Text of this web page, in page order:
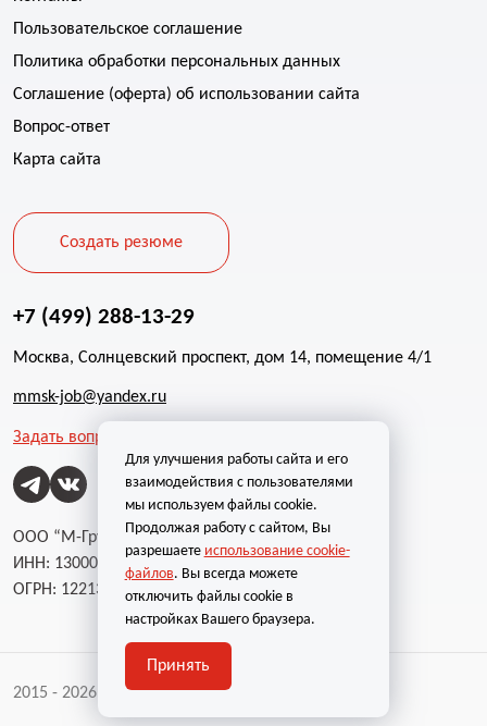
Пользовательское соглашение
Политика обработки персональных данных
Соглашение (оферта) об использовании сайта
Вопрос-ответ
Карта сайта
Создать резюме
+7 (499) 288-13-29
Москва, Солнцевский проспект, дом 14, помещение 4/1
mmsk-job@yandex.ru
Задать вопрос
ООО “М-Групп”
ИНН: 1300002787
ОГРН: 1221300004232
2015 - 2026 | Все права защищены
Для улучшения работы сайта и его
взаимодействия с пользователями
мы используем файлы cookie.
Продолжая работу с сайтом, Вы
разрешаете использование cookie-
файлов. Вы всегда можете
отключить файлы cookie в
настройках Вашего браузера.
Принять